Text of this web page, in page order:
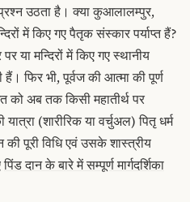
उठता है। क्या कुआलालम्पुर,
में किए गए पैतृक संस्कार पर्याप्त हैं?
या मन्दिरों में किए गए स्थानीय
हैं। फिर भी, पूर्वज की आत्मा की पूर्ण
अब तक किसी महातीर्थ पर
(शारीरिक या वर्चुअल) पितृ धर्म
की पूरी विधि एवं उसके शास्त्रीय
पिंड दान के बारे में सम्पूर्ण मार्गदर्शिका